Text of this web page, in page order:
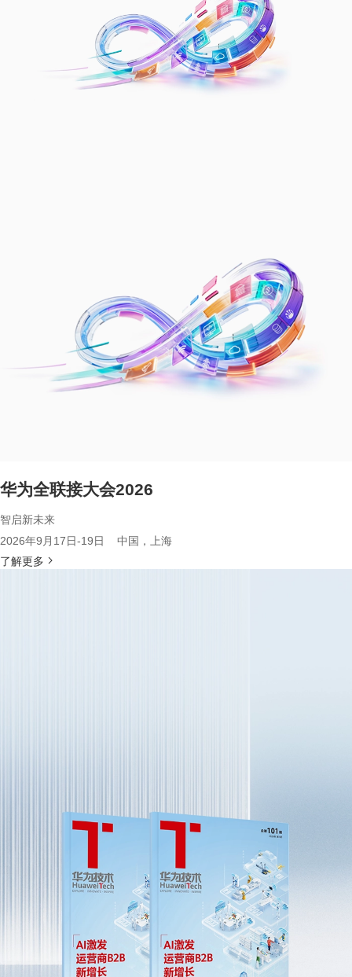
华为全联接大会2026
智启新未来
2026年9月17日-19日 中国，上海
了解更多